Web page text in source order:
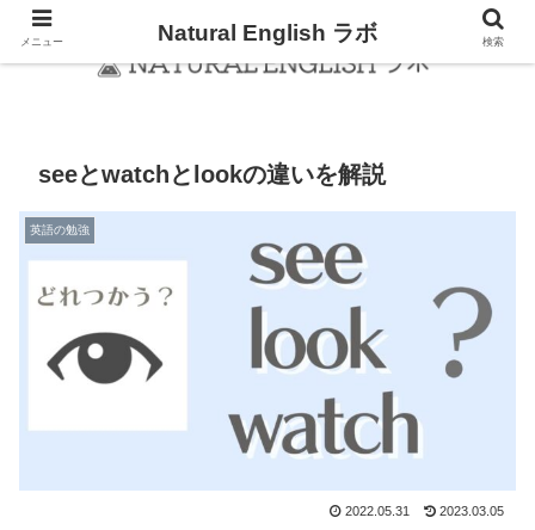
seeとwatchとlookの違いを解説
英語の勉強
2022.05.31 2023.03.05
メニュー Natural English ラボ 検索